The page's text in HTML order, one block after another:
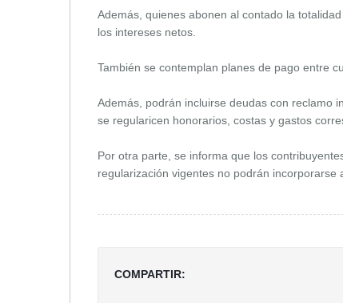
Además, quienes abonen al contado la
los intereses netos.
También se contemplan planes de pago entre
Además, podrán incluirse deudas con reclamo
se regularicen honorarios, costas y gastos
Por otra parte, se informa que los
regularización vigentes no podrán incorporarse
COMPARTIR: